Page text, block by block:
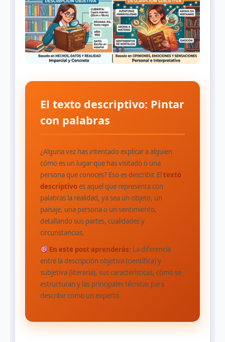
El texto descriptivo: Pintar
con palabras
¿Alguna vez has intentado explicar a alguien
cómo es un lugar que has visitado o una
persona que conoces? Eso es describir. Eltexto
descriptivoes aquel que representa con
palabras la realidad, ya sea un objeto, un
paisaje, una persona o un sentimiento,
detallando sus partes, cualidades y
circunstancias.
En este post aprenderás: La diferencia
entre la descripción objetiva (científica) y
subjetiva (literaria), sus características, cómo se
estructuran y las principales técnicas para
describir como un experto.